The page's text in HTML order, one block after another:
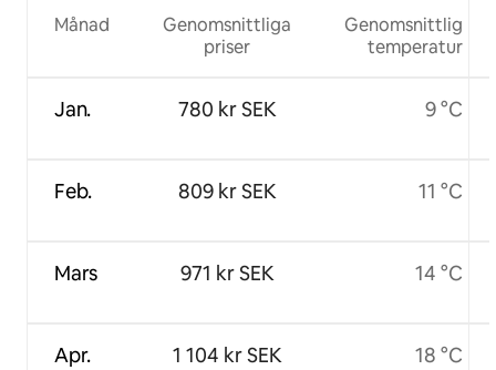
Månad
Jan.
Feb.
Mars
Apr.
Genomsnittliga
priser
780 kr SEK
809 kr SEK
971 kr SEK
1 104 kr SEK
Genomsnittlig
temperatur
9 °C
11 °C
14 °C
18 °C